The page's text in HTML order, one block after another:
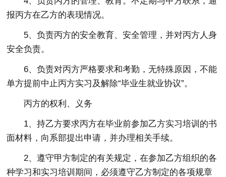
报丙方在乙方的表现情况。
5、负责丙方的安全教育、安全管理，并对丙方人身
安全负责。
6、负责对丙方严格要求和考勤，无特殊原因，不能
单方提前中止丙方实习及解除“毕业生就业协议”。
丙方的权利、义务
1、持乙方要求丙方在毕业前参加乙方实习培训的书
面材料，向系部提出申请，并办理相关手续。
2、遵守甲方制定的有关规定，在参加乙方组织的各
种学习和实习培训期间，必须遵守乙方制定的各项规章